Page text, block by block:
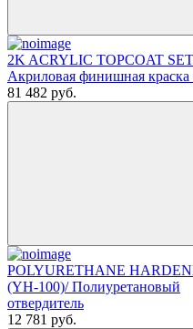
2K ACRYLIC TOPCOAT
Акриловая финишная краска
81 482 руб.
POLYURETHANE
(YH-100)/ Полиуретановый
отвердитель
12 781 руб.